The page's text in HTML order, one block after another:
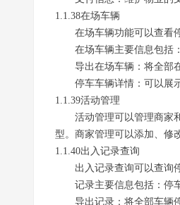
1.1.38在场车辆
在场车辆功能可以查看
在场车辆主要信息包括
导出在场车辆：将全部
停车车辆详情：可以展
1.1.39活动管理
活动管理可以管理商家
型。商家管理可以添加、修
1.1.40出入记录查询
出入记录查询可以查询
记录主要信息包括：停
导出记录：将全部车辆